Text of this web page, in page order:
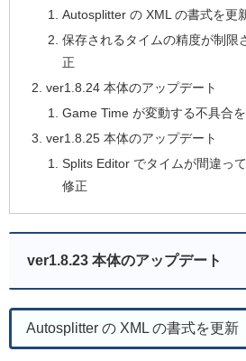
Autosplitter の XML の書式を更
保存されるタイムの精度が制限
正
ver1.8.24 本体のアップデート
Game Time が変動する不具合
ver1.8.25 本体のアップデート
Splits Editor でタイムが間違っ
修正
ver1.8.23 本体のアップデート
Autosplitter の XML の書式を更新